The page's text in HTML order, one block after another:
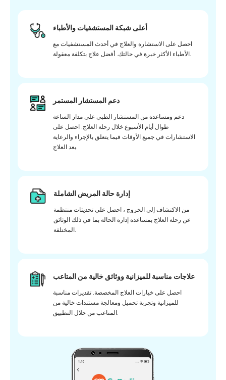
أعلى شبكة المستشفيات والأطباء
احصل على الاستشارة والعلاج في أحدث المستشفيات مع
الأطباء الأكثر خبرة في حالتك. أفضل علاج بتكلفة معقولة.
دعم المستشار المستمر
دعم ومساعدة من المستشار الطبي على مدار الساعة
طوال أيام الأسبوع خلال رحلة العلاج. احصل على
الاستشارات في جميع الأوقات فيما يتعلق بالإجراء والرعاية
بعد العلاج.
إدارة حالة المريض الشاملة
من الاكتشاف إلى الخروج ، احصل على تحديثات منتظمة
عن رحلة العلاج بمساعدة إدارة الحالة بما في ذلك الوثائق
المختلفة.
علاجات مناسبة للميزانية ووثائق خالية من المتاعب
احصل على خيارات العلاج المخصصة. تقديرات مناسبة
للميزانية وتجربة تحميل ومعالجة مستندات خالية من
المتاعب من خلال التطبيق.